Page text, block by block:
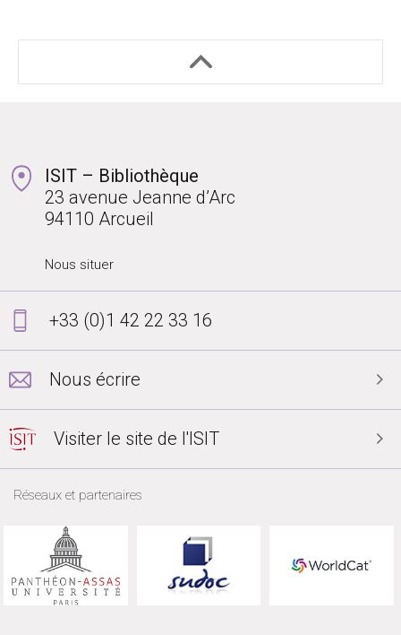
ISIT – Bibliothèque
23 avenue Jeanne d’Arc
94110 Arcueil
Nous situer
+33 (0)1 42 22 33 16
Nous écrire
Visiter le site de l'ISIT
Réseaux et partenaires